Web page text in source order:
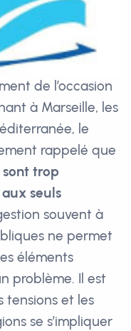
de l’occasion
à Marseille, les
le
rappelé que
trop
seuls
souvent à
ne permet
éléments
problème. Il est
tensions et les
se s’impliquer